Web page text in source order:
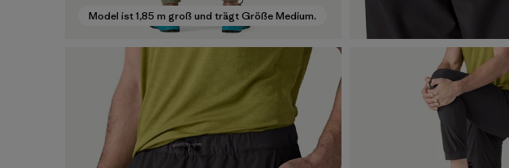
Model ist 1,85 m groß und trägt Größe Medium.